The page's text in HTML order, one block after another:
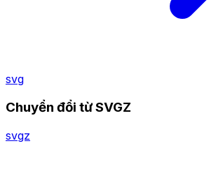
svg
Chuyển đổi từ SVGZ
svgz